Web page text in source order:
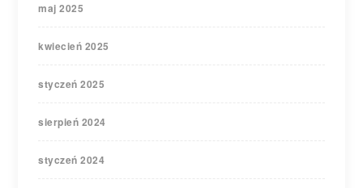
maj 2025
kwiecień 2025
styczeń 2025
sierpień 2024
styczeń 2024